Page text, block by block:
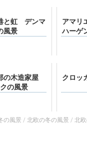
と虹 デンマ
風景
アマリ
ハーゲ
の木造家屋
の風景
クロッ
の風景 / 北欧の冬の風景 / 北